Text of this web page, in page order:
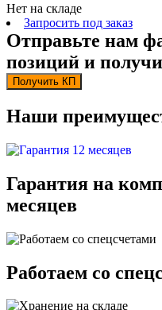
Нет на складе
Запросить под заказ
Отправьте нам
позиций и
Получить КП
Наши
Гарантия на
месяцев
Работаем со